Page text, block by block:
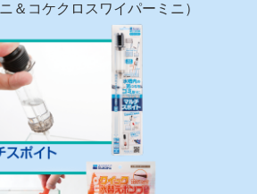
＆コケクロスワイパーミニ）